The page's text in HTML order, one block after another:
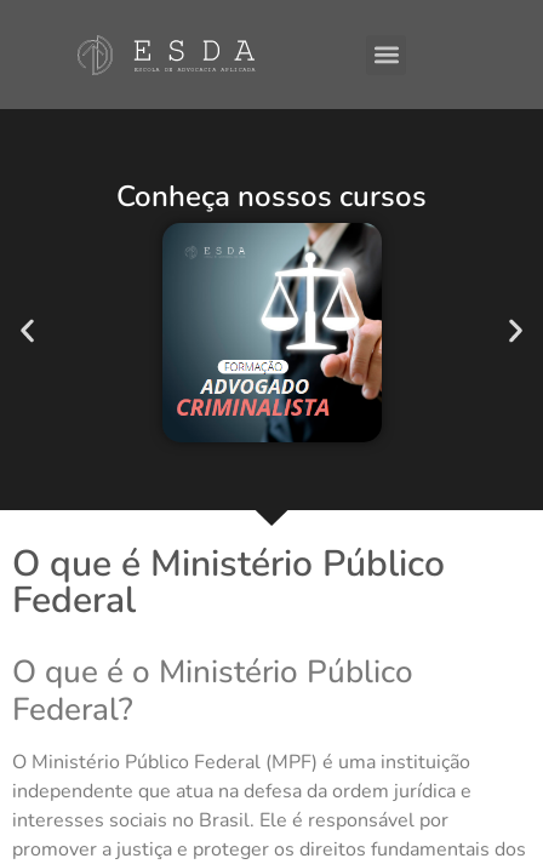
Conheça nossos cursos
O que é Ministério Público
Federal
O que é o Ministério Público
Federal?
O Ministério Público Federal (MPF) é uma instituição
independente que atua na defesa da ordem jurídica e
interesses sociais no Brasil. Ele é responsável por
promover a justiça e proteger os direitos fundamentais dos